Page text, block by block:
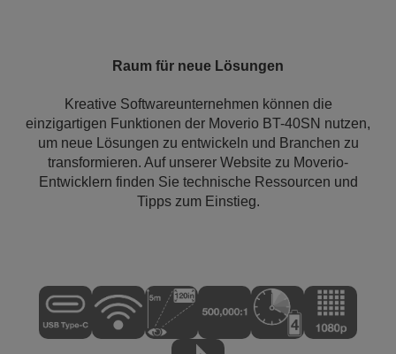
Raum für neue Lösungen
Kreative Softwareunternehmen können die
einzigartigen Funktionen der Moverio BT-40SN nutzen,
um neue Lösungen zu entwickeln und Branchen zu
transformieren. Auf unserer Website zu Moverio-
Entwicklern finden Sie technische Ressourcen und
Tipps zum Einstieg.